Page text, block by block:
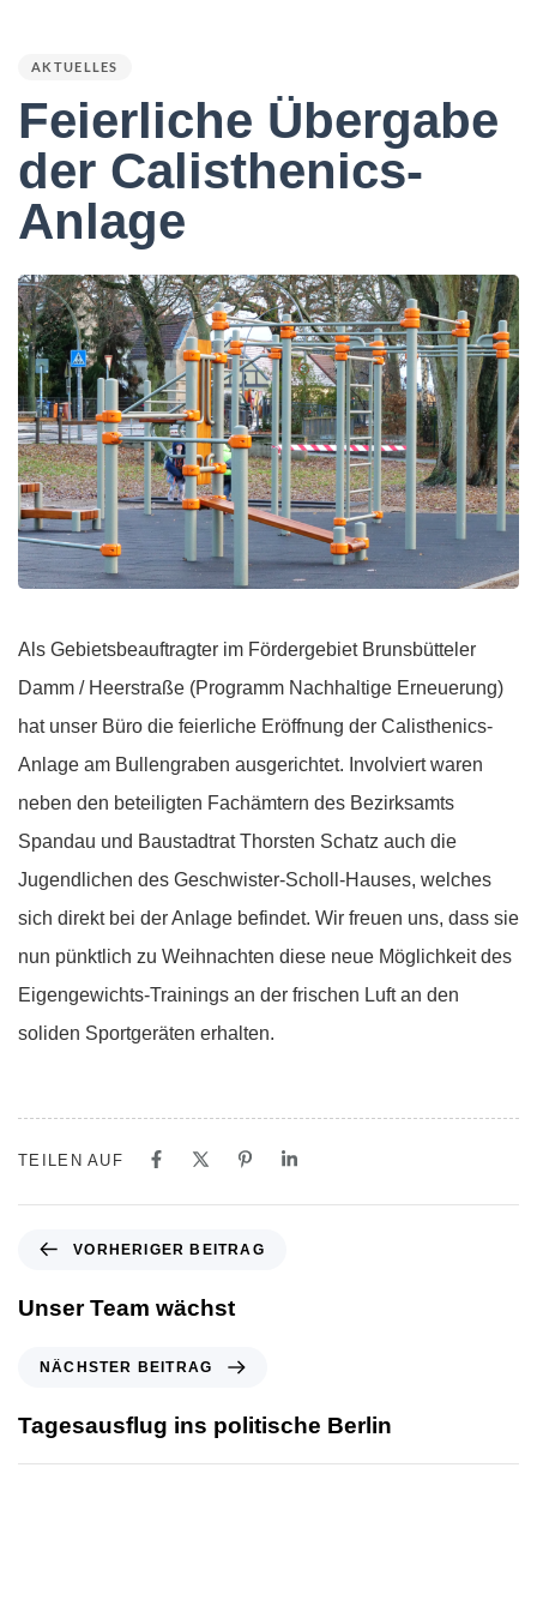
AKTUELLES
Feierliche Übergabe
der Calisthenics-
Anlage
Als Gebietsbeauftragter im Fördergebiet Brunsbütteler
Damm / Heerstraße (Programm Nachhaltige Erneuerung)
hat unser Büro die feierliche Eröffnung der Calisthenics-
Anlage am Bullengraben ausgerichtet. Involviert waren
neben den beteiligten Fachämtern des Bezirksamts
Spandau und Baustadtrat Thorsten Schatz auch die
Jugendlichen des Geschwister-Scholl-Hauses, welches
sich direkt bei der Anlage befindet. Wir freuen uns, dass sie
nun pünktlich zu Weihnachten diese neue Möglichkeit des
Eigengewichts-Trainings an der frischen Luft an den
soliden Sportgeräten erhalten.
TEILEN AUF
VORHERIGER BEITRAG
Unser Team wächst
NÄCHSTER BEITRAG
Tagesausflug ins politische Berlin